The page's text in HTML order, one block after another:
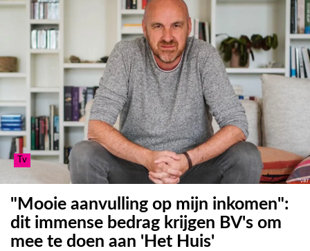
Tv
"Mooie aanvulling op mijn inkomen":
dit immense bedrag krijgen BV's om
mee te doen aan 'Het Huis'